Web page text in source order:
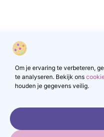
Om je ervaring te verbeteren,
te analyseren. Bekijk ons
houden je gegevens veilig.